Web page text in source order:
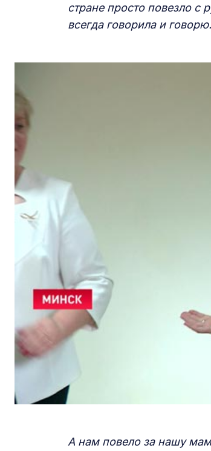
стране просто повезло с
всегда говорила и говорю.
А нам повело за нашу